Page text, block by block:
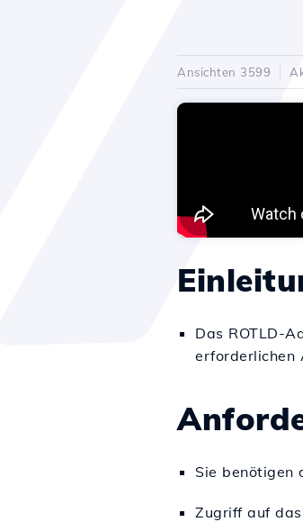
Ansichten 3599
Das ROTLD-
erforderlichen
Sie benötigen
Zugriff auf